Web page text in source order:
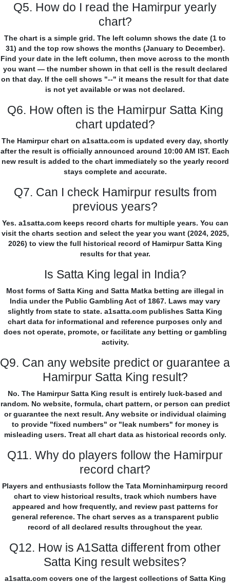
Q5. How do I read the Hamirpur yearly
chart?
The chart is a simple grid. The left column shows the date (1 to
31) and the top row shows the months (January to December).
Find your date in the left column, then move across to the month
you want — the number shown in that cell is the result declared
on that day. If the cell shows "--" it means the result for that date
is not yet available or was not declared.
Q6. How often is the Hamirpur Satta King
chart updated?
The Hamirpur chart on a1satta.com is updated every day, shortly
after the result is officially announced around 10:00 AM IST. Each
new result is added to the chart immediately so the yearly record
stays complete and accurate.
Q7. Can I check Hamirpur results from
previous years?
Yes. a1satta.com keeps record charts for multiple years. You can
visit the charts section and select the year you want (2024, 2025,
2026) to view the full historical record of Hamirpur Satta King
results for that year.
Is Satta King legal in India?
Most forms of Satta King and Satta Matka betting are illegal in
India under the Public Gambling Act of 1867. Laws may vary
slightly from state to state. a1satta.com publishes Satta King
chart data for informational and reference purposes only and
does not operate, promote, or facilitate any betting or gambling
activity.
Q9. Can any website predict or guarantee a
Hamirpur Satta King result?
No. The Hamirpur Satta King result is entirely luck-based and
random. No website, formula, chart pattern, or person can predict
or guarantee the next result. Any website or individual claiming
to provide "fixed numbers" or "leak numbers" for money is
misleading users. Treat all chart data as historical records only.
Q11. Why do players follow the Hamirpur
record chart?
Players and enthusiasts follow the Tata Morninhamirpurg record
chart to view historical results, track which numbers have
appeared and how frequently, and review past patterns for
general reference. The chart serves as a transparent public
record of all declared results throughout the year.
Q12. How is A1Satta different from other
Satta King result websites?
a1satta.com covers one of the largest collections of Satta King